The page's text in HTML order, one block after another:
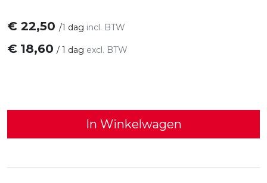
€ 22,50 /1 dag incl. BTW
€ 18,60 / 1 dag excl. BTW
In Winkelwagen